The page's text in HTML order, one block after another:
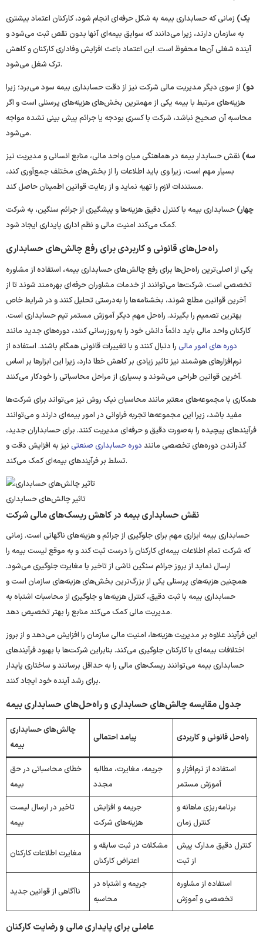
یک) زمانی که حسابداری بیمه به شکل حرفه‌ای انجام شود، کارکنان اعتماد بیشتری
به سازمان دارند، زیرا می‌دانند که سوابق بیمه‌ای آنها بدون نقص ثبت می‌شود و
آینده شغلی آن‌ها محفوظ است. این اعتماد باعث افزایش وفاداری کارکنان و کاهش
ترک شغل می‌شود.
دو) از سوی دیگر مدیریت مالی شرکت نیز از دقت حسابداری بیمه سود می‌برد؛ زیرا
هزینه‌های مرتبط با بیمه یکی از مهمترین بخش‌های هزینه‌های پرسنلی است و اگر
محاسبه آن صحیح نباشد، شرکت با کسری بودجه یا جرائم پیش‌ بینی ‌نشده مواجه
می‌شود.
سه) نقش حسابدار بیمه در هماهنگی میان واحد مالی، منابع انسانی و مدیریت نیز
بسیار مهم است، زیرا وی باید اطلاعات را از بخش‌های مختلف جمع‌آوری کند،
مستندات لازم را تهیه نماید و از رعایت قوانین اطمینان حاصل کند.
چهار) حسابداری بیمه با کنترل دقیق هزینه‌ها و پیشگیری از جرائم سنگین، به شرکت
کمک می‌کند امنیت مالی و نظم اداری پایداری ایجاد شود.
راه‌حل‌های قانونی و کاربردی برای رفع چالش‌های حسابداری
یکی از اصلی‌ترین راه‌حل‌ها برای رفع چالش‌های حسابداری بیمه، استفاده از مشاوره
تخصصی است. شرکت‌ها می‌توانند از خدمات مشاوران حرفه‌ای بهره‌مند شوند تا از
آخرین قوانین مطلع شوند، بخشنامه‌ها را به‌درستی تحلیل کنند و در شرایط خاص
بهترین تصمیم را بگیرند. راه‌حل مهم دیگر آموزش مستمر تیم حسابداری است.
کارکنان واحد مالی باید دائماً دانش خود را به‌روزرسانی کنند، دوره‌های جدید مانند
دوره های امور مالی را دنبال کنند و با تغییرات قانونی همگام باشند. استفاده از
نرم‌افزارهای هوشمند نیز تاثیر زیادی بر کاهش خطا دارد، زیرا این ابزارها بر اساس
آخرین قوانین طراحی می‌شوند و بسیاری از مراحل محاسباتی را خودکار می‌کنند.
همکاری با مجموعه‌های معتبر مانند محاسبان نیک روش نیز می‌تواند برای شرکت‌ها
مفید باشد، زیرا این مجموعه‌ها تجربه فراوانی در امور بیمه‌ای دارند و می‌توانند
فرآیندهای پیچیده را به‌صورت دقیق و حرفه‌ای مدیریت کنند. برای حسابداران جدید،
گذراندن دوره‌های تخصصی مانند دوره حسابداری صنعتی نیز به افزایش دقت و
تسلط بر فرآیندهای بیمه‌ای کمک می‌کند.
تاثیر چالش‌های حسابداری
نقش حسابداری بیمه در کاهش ریسک‌های مالی شرکت
حسابداری بیمه ابزاری مهم برای جلوگیری از جرائم و هزینه‌های ناگهانی است. زمانی
که شرکت تمام اطلاعات بیمه‌ای کارکنان را درست ثبت کند و به‌ موقع لیست بیمه را
ارسال نماید از بروز جرائم سنگین ناشی از تاخیر یا مغایرت جلوگیری می‌شود.
همچنین هزینه‌های پرسنلی یکی از بزرگ‌ترین بخش‌های هزینه‌های سازمان است و
حسابداری بیمه با ثبت دقیق، کنترل هزینه‌ها و جلوگیری از محاسبات اشتباه به
مدیریت مالی کمک می‌کند منابع را بهتر تخصیص دهد.
این فرآیند علاوه بر مدیریت هزینه‌ها، امنیت مالی سازمان را افزایش می‌دهد و از بروز
اختلافات بیمه‌ای با کارکنان جلوگیری می‌کند. بنابراین شرکت‌ها با بهبود فرآیندهای
حسابداری بیمه می‌توانند ریسک‌های مالی را به حداقل برسانند و ساختاری پایدار
برای رشد آینده خود ایجاد کنند.
جدول مقایسه چالش‌های حسابداری و راه‌حل‌های حسابداری بیمه
چالش‌های حسابداری
بیمه
پیامد احتمالی راه‌حل قانونی و کاربردی
خطای محاسباتی در حق
بیمه
جریمه، مغایرت، مطالبه
مجدد
استفاده از نرم‌افزار و
آموزش مستمر
تاخیر در ارسال لیست
بیمه
جریمه و افزایش
هزینه‌های شرکت
برنامه‌ریزی ماهانه و
کنترل زمان
مغایرت اطلاعات کارکنان
مشکلات در ثبت سابقه و
اعتراض کارکنان
کنترل دقیق مدارک پیش
از ثبت
ناآگاهی از قوانین جدید
جریمه و اشتباه در
محاسبه
استفاده از مشاوره
تخصصی و آموزش
عاملی برای پایداری مالی و رضایت کارکنان